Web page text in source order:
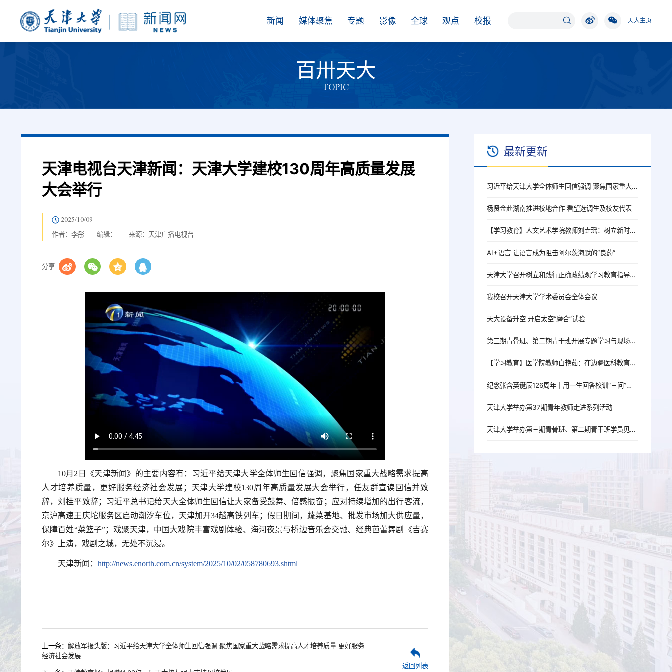
新闻 媒体聚焦 专题 影像 全球 观点 校报 天大主页
百卅天大
TOPIC
天津电视台天津新闻：天津大学建校130周年高质量发展
大会举行
2025/10/09
作者：李彤 编辑： 来源：天津广播电视台
分享
10月2日《天津新闻》的主要内容有：习近平给天津大学全体师生回信强调，聚焦国家重大战略需求提高
人才培养质量，更好服务经济社会发展；天津大学建校130周年高质量发展大会举行，任友群宣读回信并致
辞，刘桂平致辞；习近平总书记给天大全体师生回信让大家备受鼓舞、倍感振奋；应对持续增加的出行客流，
京沪高速王庆坨服务区启动潮汐车位，天津加开34趟高铁列车；假日期间，蔬菜基地、批发市场加大供应量，
保障百姓“菜篮子”；戏聚天津，中国大戏院丰富戏剧体验、海河夜景与桥边音乐会交融、经典芭蕾舞剧《吉赛
尔》上演，戏剧之城，无处不沉浸。
天津新闻： http://news.enorth.com.cn/system/2025/10/02/058780693.shtml
上一条： 解放军报头版：习近平给天津大学全体师生回信强调 聚焦国家重大战略需求提高人才培养质量 更好服务
经济社会发展
返回列表
最新更新
习近平给天津大学全体师生回信强调 聚焦国家重大战略需求提高人才培养质量 更好服务经济社会发展
杨贤金赴湖南推进校地合作 看望选调生及校友代表
【学习教育】人文艺术学院教师刘垚瑶：树立新时代高校党员教师的正确政绩观
AI+语言 让语言成为阻击阿尔茨海默的“良药”
天津大学召开树立和践行正确政绩观学习教育指导督导工作推进会
我校召开天津大学学术委员会全体会议
天大设备升空 开启太空“磨合”试验
第三期青骨班、第二期青干班开展专题学习与现场教学活动
【学习教育】医学院教师白艳茹：在边疆医科教育一线践行育人初心
纪念张含英诞辰126周年｜用一生回答校训“三问”的北洋老校长
天津大学举办第37期青年教师走进系列活动
天津大学举办第三期青骨班、第二期青干班学员见面会